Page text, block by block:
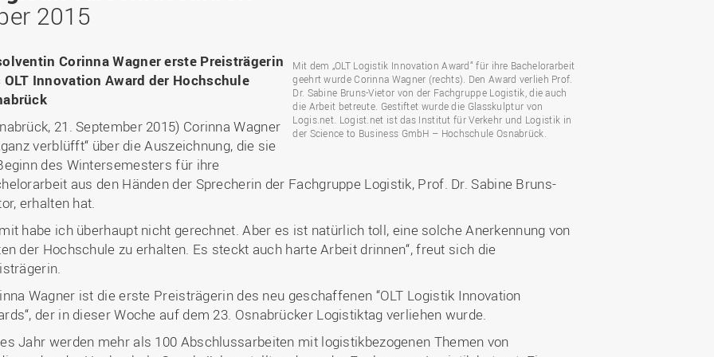
Winterprogramme
als Fremdsprache
Informationen für
internationaler
(FIT) in Osnabrück
Glossar
Studienqualitätsmittel
LearningCenter
Career Services
Engagement
Das bietet Osnabrück
Das bietet Lingen
schwerpunkte
und
in der
Welcome Center
EU-Hochschulbüro
Kooperationsmöglichkeiten
Forschungsergebnisse für
Gründungen | Start-Ups
Transfer in die Gesellschaft
Forschungs-Nachrichten
Veranstaltungen und
Fachtagungen
Personalentwicklung
und Transfer
Fördergesellschaft
Hochschulzentrum China
UAS7
Informatik (IuI)
Institut für Musik (IfM)
Kultur und
(MKT, Campus
Wirtschafts- und
Bibliothek
Professional School
Amtsblatt
Personensuche
2015
Mit dem „OLT Logistik Innovation Award“ für ihre Bachelorarbeit
geehrt wurde Corinna Wagner (rechts). Den Award verlieh Prof.
Dr. Sabine Bruns-Vietor von der Fachgruppe Logistik, die auch
die Arbeit betreute. Gestiftet wurde die Glasskulptur von
Logis.net. Logist.net ist das Institut für Verkehr und Logistik in
der Science to Business GmbH – Hochschule Osnabrück.
Corinna Wagner erste Preisträgerin
OLT Innovation Award der Hochschule
21. September 2015) Corinna Wagner
verblüfft“ über die Auszeichnung, die sie
des Wintersemesters für ihre
aus den Händen der Sprecherin der Fachgruppe Logistik, Prof. Dr. Sabine Bruns-
erhalten hat.
habe ich überhaupt nicht gerechnet. Aber es ist natürlich toll, eine solche Anerkennung von
der Hochschule zu erhalten. Es steckt auch harte Arbeit drinnen“, freut sich die
Wagner ist die erste Preisträgerin des neu geschaffenen “OLT Logistik Innovation
der in dieser Woche auf dem 23. Osnabrücker Logistiktag verliehen wurde.
Jahr werden mehr als 100 Abschlussarbeiten mit logistikbezogenen Themen von